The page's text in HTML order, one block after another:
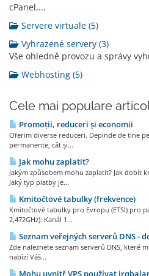
cPanel,...
Servere virtuale (5)
Vyhrazené servery (3)
Vše ohledně provozu a správy
Webhosting (5)
Cele mai populare
Promoții, reduceri și economii
Oferim diverse reduceri. Depinde de tine
permanente, cât și...
Jak mohu zaplatit?
Jakým způsobem mohu zaplatit? Jak dobít
Jaký typ platby je...
Kmitočtové tabulky (frekvence)
Kmitočtové tabulky pro Evropu (ETSI) pro
2,472GHz): Kanál 1...
Seznam veřejných serverů DNS -
Zde naleznete seznam serverů DNS, které
nabízí Váš...
Mohu uvnitř VPS používat